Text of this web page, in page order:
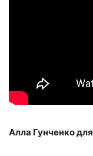
Алла Гунченко для